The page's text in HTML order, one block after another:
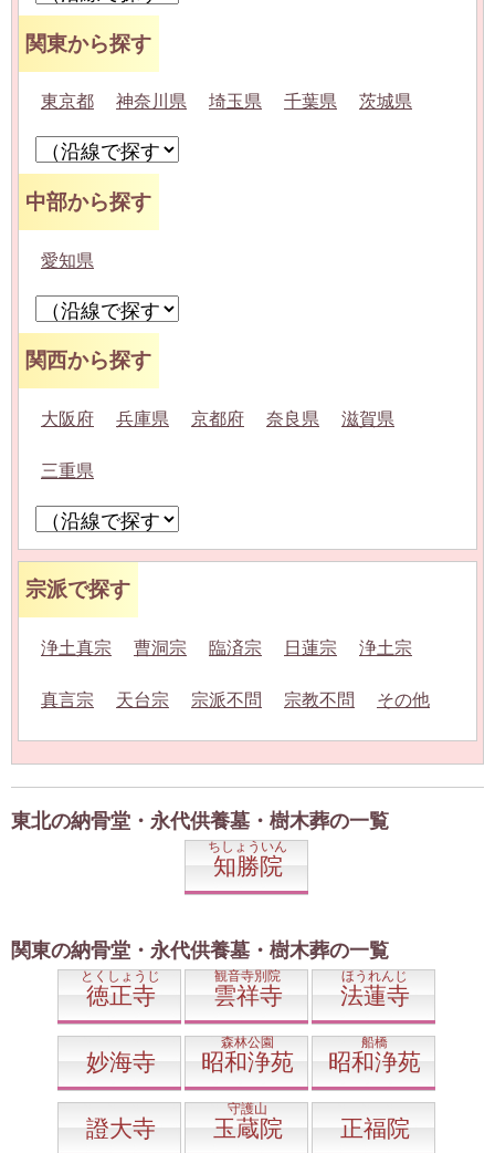
関東から探す
東京都 神奈川県 埼玉県 千葉県 茨城県
中部から探す
愛知県
関西から探す
大阪府 兵庫県 京都府 奈良県 滋賀県
三重県
宗派で探す
浄土真宗 曹洞宗 臨済宗 日蓮宗 浄土宗
真言宗 天台宗 宗派不問 宗教不問 その他
東北の納骨堂・永代供養墓・樹木葬の一覧
ちしょういん
知勝院
関東の納骨堂・永代供養墓・樹木葬の一覧
とくしょうじ
徳正寺
観音寺別院
雲祥寺
ほうれんじ
法蓮寺
妙海寺
森林公園
昭和浄苑
船橋
昭和浄苑
證大寺
守護山
玉蔵院 正福院